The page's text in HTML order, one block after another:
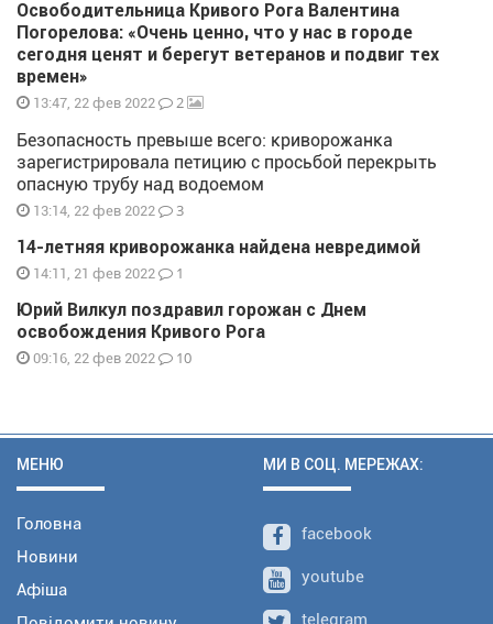
Освободительница Кривого Рога Валентина
Погорелова: «Очень ценно, что у нас в городе
сегодня ценят и берегут ветеранов и подвиг тех
времен»
13:47, 22 фев 2022 2
Безопасность превыше всего: криворожанка
зарегистрировала петицию с просьбой перекрыть
опасную трубу над водоемом
13:14, 22 фев 2022 3
14-летняя криворожанка найдена невредимой
14:11, 21 фев 2022 1
Юрий Вилкул поздравил горожан с Днем
освобождения Кривого Рога
09:16, 22 фев 2022 10
МЕНЮ
Головна
Новини
Афіша
МИ В СОЦ. МЕРЕЖАХ:
facebook
youtube
telegram